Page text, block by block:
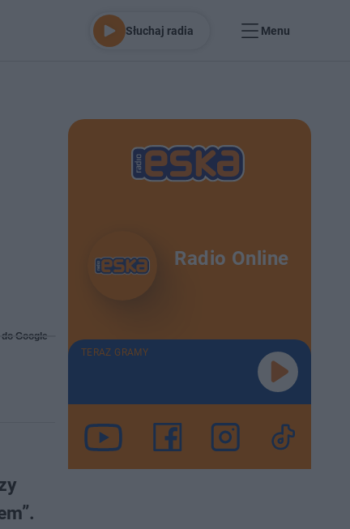
Słuchaj radia Menu
Google
Radio Online
TERAZ GRAMY